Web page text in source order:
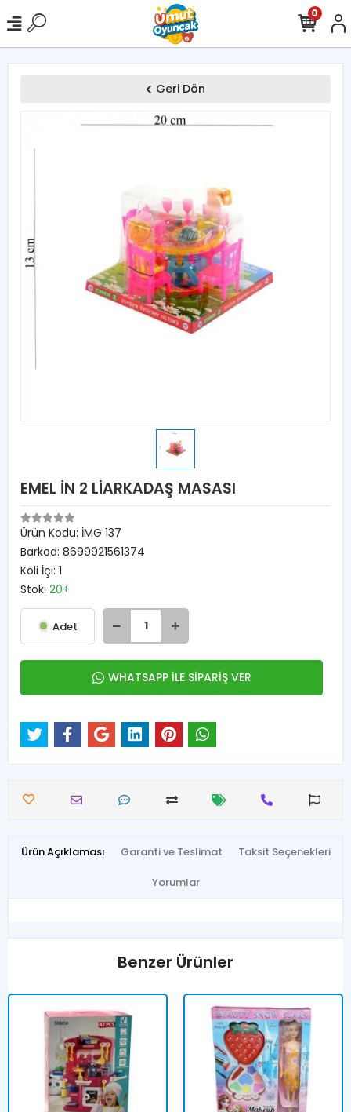
0
Geri Dön
EMEL İN 2 LİARKADAŞ MASASI
Ürün Kodu: İMG 137
Barkod: 8699921561374
Koli İçi: 1
Stok: 20+
Adet
WHATSAPP İLE SİPARİŞ VER
Ürün Açıklaması Garanti ve Teslimat Taksit Seçenekleri
Yorumlar
Benzer Ürünler